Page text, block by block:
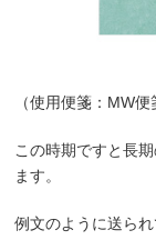
（使用便箋：MW
この時期ですと長
ます。
例文のように送ら